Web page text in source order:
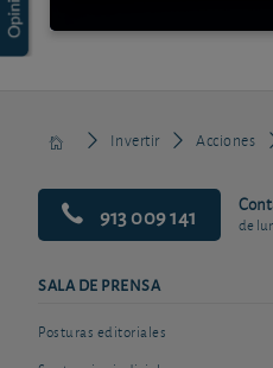
Invertir Acciones
913 009 141 de
SALA DE PRENSA
Posturas editoriales